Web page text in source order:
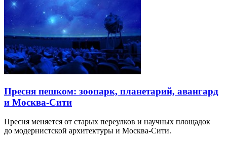
Пресня пешком: зоопарк, планетарий, авангард
и Москва-Сити
Пресня меняется от старых переулков и научных площадок
до модернистской архитектуры и Москва-Сити.